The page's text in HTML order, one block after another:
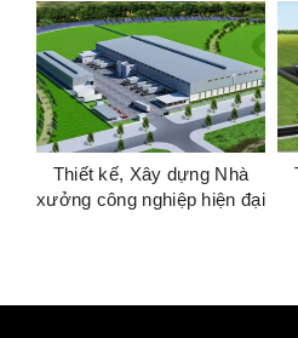
Thiết kế, Xây dựng Nhà
xưởng công nghiệp hiện đại